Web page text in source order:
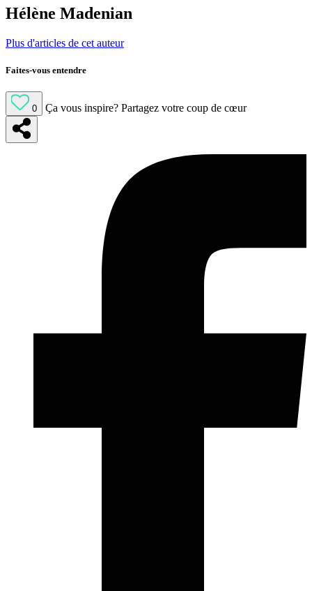
Hélène Madenian
Plus d'articles de cet auteur
Faites-vous entendre
0 Ça vous inspire? Partagez votre coup de cœur